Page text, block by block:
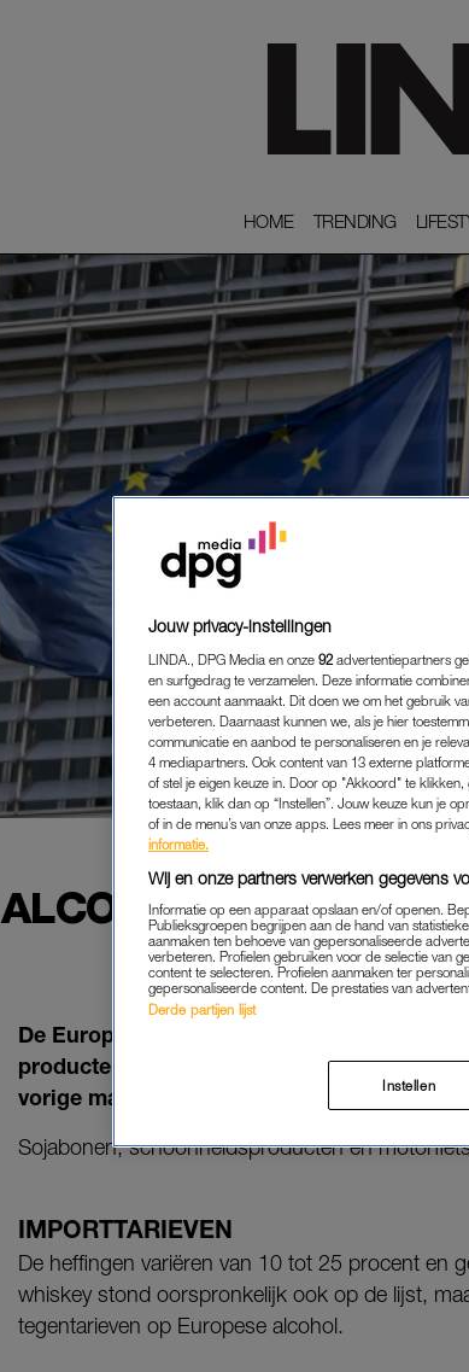
HOME
HOME TRENDING
TRENDING
ALCOHOL STRAKS
MET NIEUWE
09-04-2025 |
De Europese lidstaten hebben ingestemd
producten. Dit doen zij als tegenreactie op
vorige maand invoerden.
Sojabonen, schoonheidsproducten en
IMPORTTARIEVEN
De heffingen variëren van 10 tot 25 procent en
whiskey stond oorspronkelijk ook op de lijst,
tegentarieven op Europese alcohol.
Jouw privacy-instellingen
LINDA., DPG Media en onze 92 advertentiepartners
en surfgedrag te verzamelen. Deze informatie
een account aanmaakt. Dit doen we om het gebruik
verbeteren. Daarnaast kunnen we, als je hier
communicatie en aanbod te personaliseren en je
4 mediapartners. Ook content van 13 externe
of stel je eigen keuze in. Door op "Akkoord" te
toestaan, klik dan op “Instellen”. Jouw keuze kun je
of in de menu’s van onze apps. Lees meer in ons
informatie.
Wij en onze partners verwerken gegevens
Informatie op een apparaat opslaan en/of openen.
Publieksgroepen begrijpen aan de hand van
aanmaken ten behoeve van gepersonaliseerde
verbeteren. Profielen gebruiken voor de selectie van
content te selecteren. Profielen aanmaken ter
gepersonaliseerde content. De prestaties van
Derde partijen lijst
Instellen